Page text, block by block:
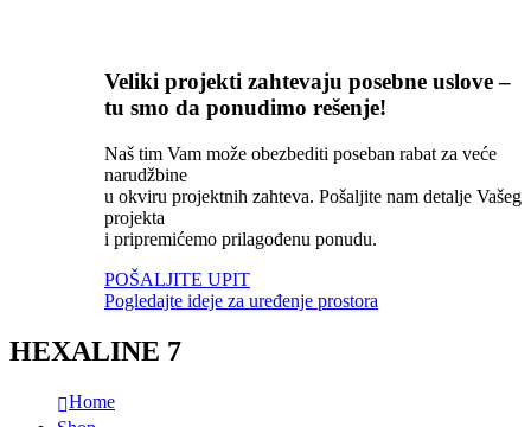
Veliki projekti zahtevaju posebne uslove –
tu smo da ponudimo rešenje!
Naš tim Vam može obezbediti poseban rabat za veće
narudžbine
u okviru projektnih zahteva. Pošaljite nam detalje Vašeg
projekta
i pripremićemo prilagođenu ponudu.
POŠALJITE UPIT
Pogledajte ideje za uređenje prostora
HEXALINE 7
Home